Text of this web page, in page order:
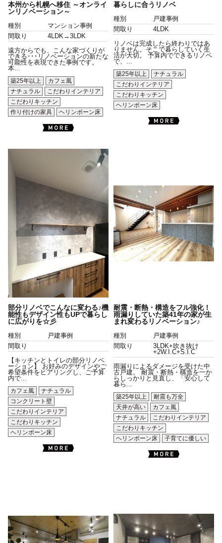
本州から札幌へ移住 ～オンライ
ンリノベーション～
種別
マンション事例
間取り
4LDK→3LDK
遠方からでも、こんな家づくりが
できる･･･リノベーションの新たな
可能性を表現できた事例です。
本...
築25年以上
カフェ風
ナチュラル
こだわりインテリア
こだわりキッチン
作り付けの家具
ヘリンボーン床
暮らしに合うリノベ
種別
戸建事例
間取り
4LDK
リノベは完成したら終わりではあ
りません。そこで暮らしていく生
活が大切。 予算内でできるリノベ
で、...
築25年以上
ナチュラル
こだわりインテリア
こだわりキッチン
ヘリンボーン床
部分リノベでこんなに変わる♪機
能性もデザイン性もUPで暮らし
に広がりを☆彡
種別
戸建事例
間取り
【キッチンとトイレの部分リノベ
ーション】 お好みのデザインやご
希望条件をヒアリングし、ご予算
内で...
カフェ風
ナチュラル
コンクリート壁
こだわりインテリア
こだわりキッチン
ヘリンボーン床
耐震・断熱・構造をフル強化！
雨漏りしていた築41年の家が生
まれ変わるリノベーション♪
種別
戸建事例
間取り
3LDK+吹き抜け
+2W.I.C+S.I.C
雨漏りによるダメージを受けた中
古戸建。 耐震・断熱・構造を一か
らしっかりと見直し、「安心して
暮ら...
築25年以上
耐震も万全
天井が高い
カフェ風
ナチュラル
こだわりインテリア
こだわりキッチン
ヘリンボーン床
子育てに優しい